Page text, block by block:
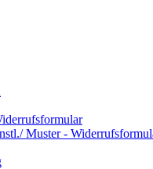
Muster -